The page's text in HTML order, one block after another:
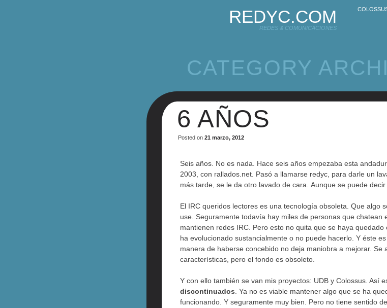
REDYC.COM
REDES & COMUNICACIONES
CATEGORY
6 AÑOS
Posted on21 marzo, 2012
Seis años. No es nada. Hace seis años empezaba esta
2003, con rallados.net. Pasó a llamarse redyc, para darle un
más tarde, se le da otro lavado de cara. Aunque se puede
El IRC queridos lectores es una tecnología obsoleta. Que algo
use. Seguramente todavía hay miles de personas que chatean
mantienen redes IRC. Pero esto no quita que se haya
ha evolucionado sustancialmente o no puede hacerlo. Y éste
manera de haberse concebido no deja maniobra a mejorar. Se
características, pero el fondo es obsoleto.
Y con ello también se van mis proyectos: UDB y Colossus. Así
discontinuados. Ya no es viable mantener algo que se ha
funcionando. Y seguramente muy bien. Pero no tiene sentido